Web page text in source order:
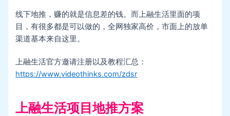
线下地推，赚的就是信息差的钱。而上融生活里面的项
目，有很多都是可以做的，全网独家高价，市面上的放单
渠道基本来自这里。
上融生活官方邀请注册以及教程汇总：
https://www.videothinks.com/zdsr
上融生活项目地推方案